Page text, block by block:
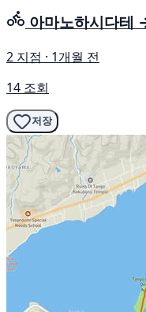
아마노하시다
2 지점 · 1개월 전
14 조회
저장